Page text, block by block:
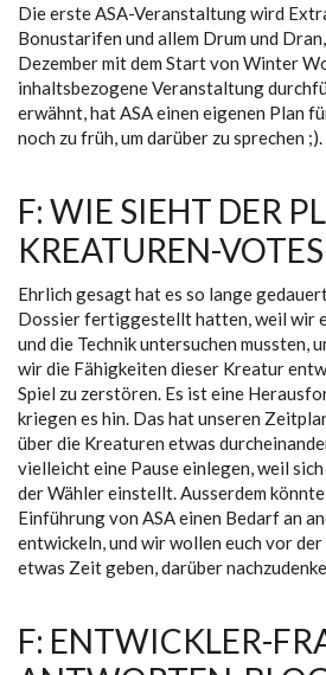
Die erste ASA-Veranstaltung wird
Bonustarifen und allem Drum und
Dezember mit dem Start von Winter
inhaltsbezogene Veranstaltung
erwähnt, hat ASA einen eigenen Plan
noch zu früh, um darüber zu sprechen ;).
F: WIE SIEHT DER
KREATUREN-
Ehrlich gesagt hat es so lange
Dossier fertiggestellt hatten, weil wir
und die Technik untersuchen mussten,
wir die Fähigkeiten dieser Kreatur
Spiel zu zerstören. Es ist eine
kriegen es hin. Das hat unseren
über die Kreaturen etwas
vielleicht eine Pause einlegen, weil
der Wähler einstellt. Ausserdem
Einführung von ASA einen Bedarf an
entwickeln, und wir wollen euch vor
etwas Zeit geben, darüber
F: ENTWICKLER-